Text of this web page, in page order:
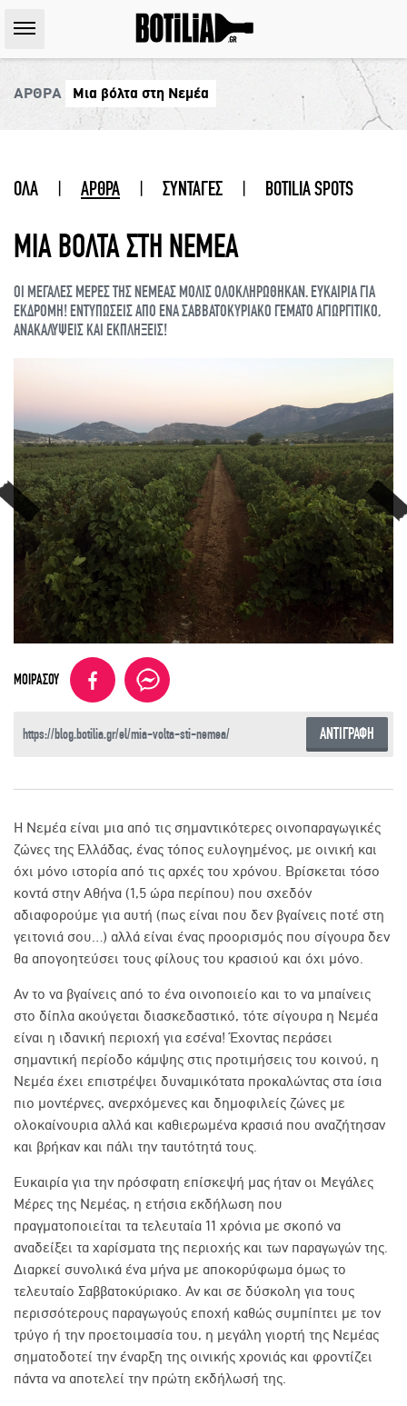
ΑΡΘΡΑ Μια βόλτα στη Νεμέα
ΟΛΑ | ΑΡΘΡΑ | ΣΥΝΤΑΓΕΣ | BOTILIA SPOTS
ΜΙΑ ΒΟΛΤΑ ΣΤΗ ΝΕΜΕΑ
ΟΙ ΜΕΓΑΛΕΣ ΜΕΡΕΣ ΤΗΣ ΝΕΜΕΑΣ ΜΟΛΙΣ ΟΛΟΚΛΗΡΩΘΗΚΑΝ. ΕΥΚΑΙΡΙΑ ΓΙΑ
ΕΚΔΡΟΜΗ! ΕΝΤΥΠΩΣΕΙΣ ΑΠΟ ΕΝΑ ΣΑΒΒΑΤΟΚΥΡΙΑΚΟ ΓΕΜΑΤΟ ΑΓΙΩΡΓΙΤΙΚΟ,
ΑΝΑΚΑΛΥΨΕΙΣ ΚΑΙ ΕΚΠΛΗΞΕΙΣ!
ΜΟΙΡΑΣΟΥ
ΑΝΤΙΓΡΑΦΗ
Η Νεμέα είναι μια από τις σημαντικότερες οινοπαραγωγικές
ζώνες της Ελλάδας, ένας τόπος ευλογημένος, με οινική και
όχι μόνο ιστορία από τις αρχές του χρόνου. Βρίσκεται τόσο
κοντά στην Αθήνα (1,5 ώρα περίπου) που σχεδόν
αδιαφορούμε για αυτή (πως είναι που δεν βγαίνεις ποτέ στη
γειτονιά σου…) αλλά είναι ένας προορισμός που σίγουρα δεν
θα απογοητεύσει τους φίλους του κρασιού και όχι μόνο.
Αν το να βγαίνεις από το ένα οινοποιείο και το να μπαίνεις
στο δίπλα ακούγεται διασκεδαστικό, τότε σίγουρα η Νεμέα
είναι η ιδανική περιοχή για εσένα! Έχοντας περάσει
σημαντική περίοδο κάμψης στις προτιμήσεις του κοινού, η
Νεμέα έχει επιστρέψει δυναμικότατα προκαλώντας στα ίσια
πιο μοντέρνες, ανερχόμενες και δημοφιλείς ζώνες με
ολοκαίνουρια αλλά και καθιερωμένα κρασιά που αναζήτησαν
και βρήκαν και πάλι την ταυτότητά τους.
Ευκαιρία για την πρόσφατη επίσκεψή μας ήταν οι Μεγάλες
Μέρες της Νεμέας, η ετήσια εκδήλωση που
πραγματοποιείται τα τελευταία 11 χρόνια με σκοπό να
αναδείξει τα χαρίσματα της περιοχής και των παραγωγών της.
Διαρκεί συνολικά ένα μήνα με αποκορύφωμα όμως το
τελευταίο Σαββατοκύριακο. Αν και σε δύσκολη για τους
περισσότερους παραγωγούς εποχή καθώς συμπίπτει με τον
τρύγο ή την προετοιμασία του, η μεγάλη γιορτή της Νεμέας
σηματοδοτεί την έναρξη της οινικής χρονιάς και φροντίζει
πάντα να αποτελεί την πρώτη εκδήλωσή της.